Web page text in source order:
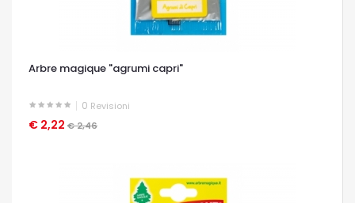
Arbre magique "agrumi capri"
0 Revisioni
€ 2,22 € 2,46
OCCHIATA VELOCE